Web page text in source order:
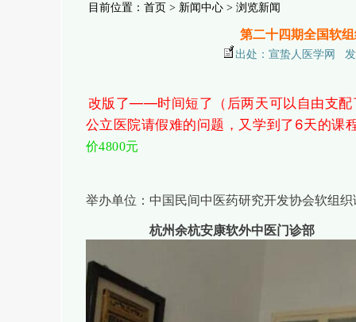
目前位置：首页 > 新闻中心 > 浏览新闻
第二十四期全国软
出处：宣蛰人医学网 发
改版了——时间短了（后两天可以自由支配
公立医院请假难的问题，又学到了6天的课
价4800元
举办单位：中国民间中医药研究开发协会软组
杭州余杭安康软外中医门诊部